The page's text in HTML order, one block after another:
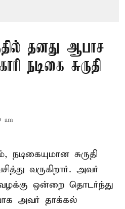
தனது ஆபாச
நடிகை சுருதி
am
நடிகையுமான சுருதி
வருகிறார். அவர்
ஒன்றை தொடர்ந்து
அவர் தாக்கல்